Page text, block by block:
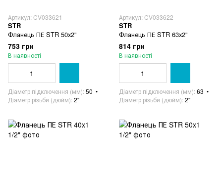
Артикул: CV033621
STR
Фланець ПЕ STR 50х2"
753 грн
В наявності
Діаметр підключення (мм) 50
Діаметр різьби (дюйм) 2"
Артикул: CV033622
STR
Фланець ПЕ STR 63х2"
814 грн
В наявності
Діаметр підключення (мм) 63
Діаметр різьби (дюйм) 2"